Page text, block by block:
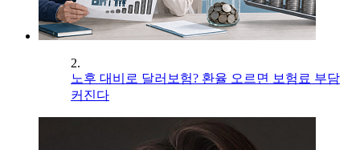
2.
노후 대비로 달러보험? 환율 오르면 보험료 부담
커진다